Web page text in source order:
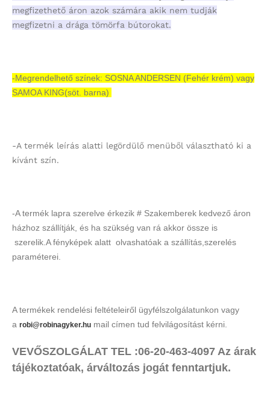
megfizethető áron azok számára akik nem tudják
megfizetni a drága tömörfa bútorokat.
-Megrendelhető színek: SOSNA ANDERSEN (Fehér krém) vagy
SAMOA KING(söt. barna)
-A termék leírás alatti legördülő menüből választható ki a
kívánt szín.
-A termék lapra szerelve érkezik # Szakemberek kedvező áron
házhoz szállítják, és ha szükség van rá akkor össze is
szerelik.A fényképek alatt olvashatóak a szállítás,szerelés
paraméterei.
A termékek rendelési feltételeiről ügyfélszolgálatunkon vagy
a robi@robinagyker.hu mail címen tud felvilágosítást kérni.
VEVŐSZOLGÁLAT TEL :06-20-463-4097 Az árak
tájékoztatóak, árváltozás jogát fenntartjuk.